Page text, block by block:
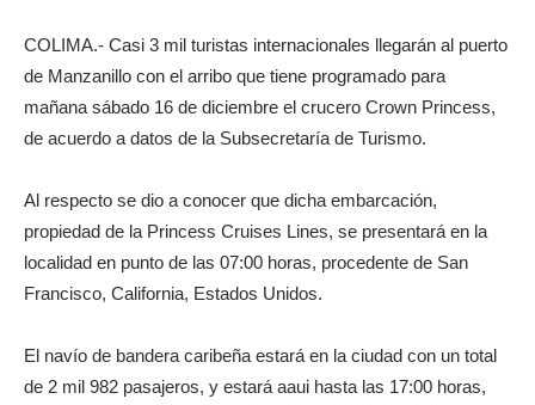
COLIMA.- Casi 3 mil turistas internacionales llegarán al puerto
de Manzanillo con el arribo que tiene programado para
mañana sábado 16 de diciembre el crucero Crown Princess,
de acuerdo a datos de la Subsecretaría de Turismo.
Al respecto se dio a conocer que dicha embarcación,
propiedad de la Princess Cruises Lines, se presentará en la
localidad en punto de las 07:00 horas, procedente de San
Francisco, California, Estados Unidos.
El navío de bandera caribeña estará en la ciudad con un total
de 2 mil 982 pasajeros, y estará aaui hasta las 17:00 horas,